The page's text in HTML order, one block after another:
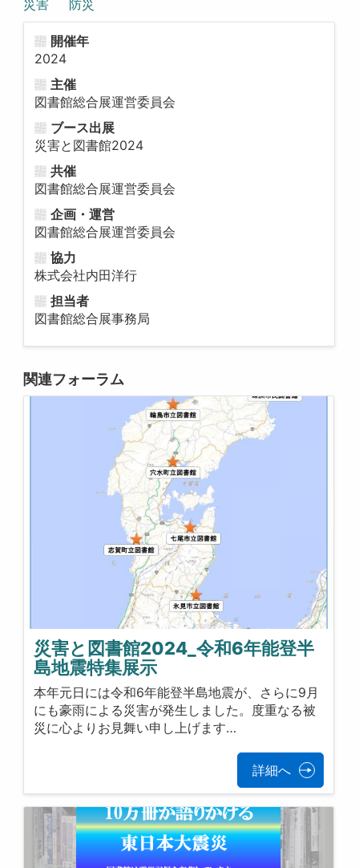
災害 防災
開催年
2024
主催
図書館総合展運営委員会
ブース出展
災害と図書館2024
共催
図書館総合展運営委員会
企画・運営
図書館総合展運営委員会
協力
株式会社内田洋行
担当者
図書館総合展事務局
関連フォーラム
災害と図書館2024_令和6年能登半
島地震特集展示
本年元日には令和6年能登半島地震が、さらに9月
にも豪雨による災害が発生しました。度重なる被
災に心よりお見舞い申し上げます…
詳細へ